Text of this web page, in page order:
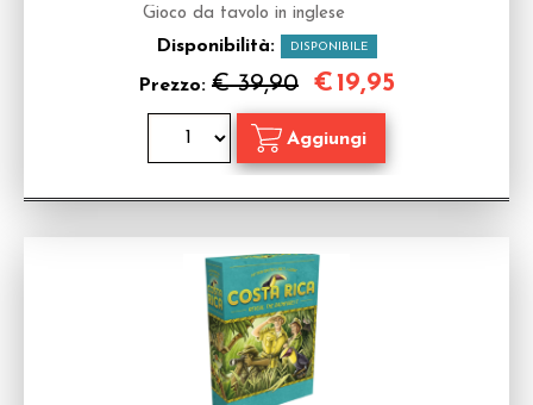
Gioco da tavolo in inglese
Disponibilità: DISPONIBILE
Prezzo: € 39,90 €19,95